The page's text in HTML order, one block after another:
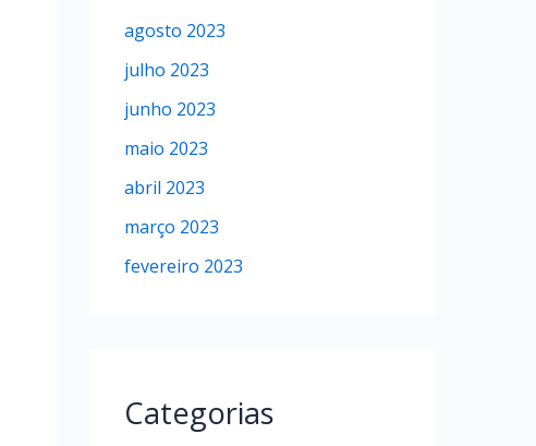
agosto 2023
julho 2023
junho 2023
maio 2023
abril 2023
março 2023
fevereiro 2023
Categorias